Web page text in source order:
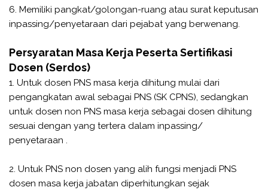
6. Memiliki pangkat/golongan-ruang atau surat keputusan
inpassing/penyetaraan dari pejabat yang berwenang.
Persyaratan Masa Kerja Peserta Sertifikasi
Dosen (Serdos)
1. Untuk dosen PNS masa kerja dihitung mulai dari
pengangkatan awal sebagai PNS (SK CPNS), sedangkan
untuk dosen non PNS masa kerja sebagai dosen dihitung
sesuai dengan yang tertera dalam inpassing/
penyetaraan .
2. Untuk PNS non dosen yang alih fungsi menjadi PNS
dosen masa kerja jabatan diperhitungkan sejak